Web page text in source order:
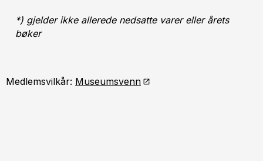
*) gjelder ikke allerede nedsatte varer eller årets
bøker
Medlemsvilkår: Museumsvenn